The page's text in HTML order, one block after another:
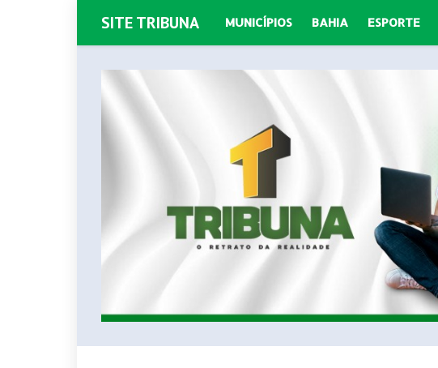
SITE TRIBUNA MUNICÍPIOS BAHIA ESPORTE